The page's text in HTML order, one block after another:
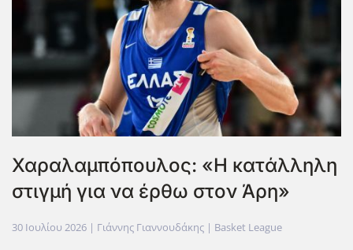
Χαραλαμπόπουλος: «Η κατάλληλη
στιγμή για να έρθω στον Άρη»
30 Ιουλίου 2026 | Γιάννης Γιαννουδάκης | Basket League